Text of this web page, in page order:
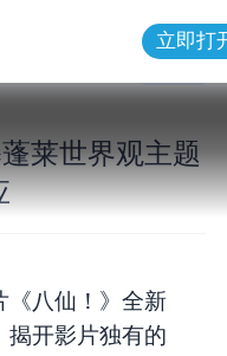
立即打
莱世界观主题
莱世界观主题
《八仙！》全新
揭开影片独有的